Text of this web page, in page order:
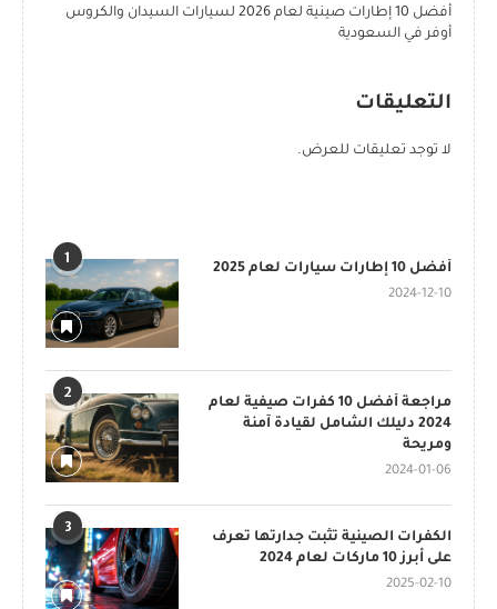
أفضل 10 إطارات صينية لعام 2026 لسيارات السيدان والكروس
أوفر في السعودية
التعليقات
لا توجد تعليقات للعرض.
1
أفضل 10 إطارات سيارات لعام 2025
2024-12-10
2
مراجعة أفضل 10 كفرات صيفية لعام
2024 دليلك الشامل لقيادة آمنة
ومريحة
2024-01-06
3
الكفرات الصينية تثبت جدارتها تعرف
على أبرز 10 ماركات لعام 2024
2025-02-10